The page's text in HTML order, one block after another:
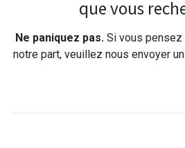
que vous
Ne paniquez pas.Si vous pensez
notre part, veuillez nous envoyer